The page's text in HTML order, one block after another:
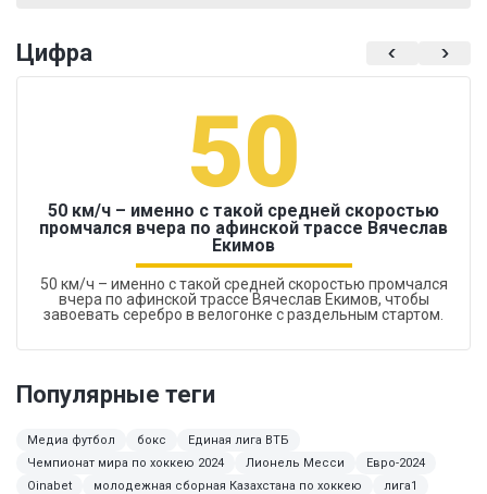
Цифра
50
50 км/ч – именно с такой средней скоростью
промчался вчера по афинской трассе Вячеслав
Екимов
50 км/ч – именно с такой средней скоростью промчался
вчера по афинской трассе Вячеслав Екимов, чтобы
завоевать серебро в велогонке с раздельным стартом.
Популярные теги
Медиа футбол бокс
Единая лига ВТБ
Чемпионат мира по хоккею 2024
Лионель Месси
Евро-2024
Oinabet
молодежная сборная Казахстана по хоккею
лига1